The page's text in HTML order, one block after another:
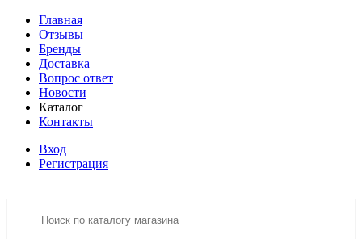
Главная
Отзывы
Бренды
Доставка
Вопрос ответ
Новости
Каталог
Контакты
Вход
Регистрация